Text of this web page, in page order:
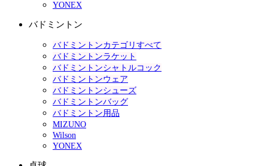
YONEX
バドミントン
バドミントンカテゴリすべて
バドミントンラケット
バドミントンシャトルコック
バドミントンウェア
バドミントンシューズ
バドミントンバッグ
バドミントン用品
MIZUNO
Wilson
YONEX